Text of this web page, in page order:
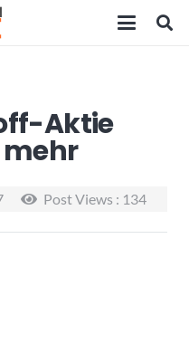
Aktie
Post Views : 134